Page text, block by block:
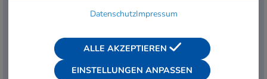
DatenschutzImpressum
ALLE AKZEPTIEREN
EINSTELLUNGEN ANPASSEN
Der Online-Einstellungstest „Feuerwehr (Brandmeister-
Anwärter/in)“ im Basisangebot orientiert sich an den typischen
Anforderungen an Anwärter/innen dieses Berufs. Inklusive
Verwaltungs-Backend – hier behalten Sie den Überblick über